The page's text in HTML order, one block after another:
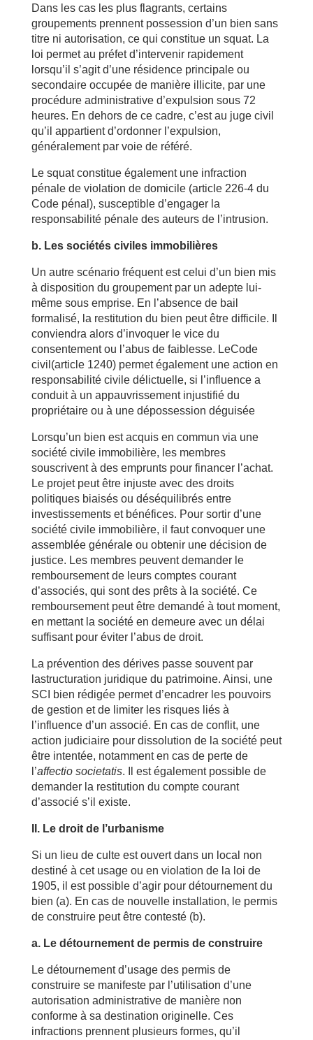
Dans les cas les plus flagrants, certains
groupements prennent possession d’un bien sans
titre ni autorisation, ce qui constitue un squat. La
loi permet au préfet d’intervenir rapidement
lorsqu’il s’agit d’une résidence principale ou
secondaire occupée de manière illicite, par une
procédure administrative d’expulsion sous 72
heures. En dehors de ce cadre, c’est au juge civil
qu’il appartient d’ordonner l’expulsion,
généralement par voie de référé.
Le squat constitue également une infraction
pénale de violation de domicile (article 226-4 du
Code pénal), susceptible d’engager la
responsabilité pénale des auteurs de l’intrusion.
b. Les sociétés civiles immobilières
Un autre scénario fréquent est celui d’un bien mis
à disposition du groupement par un adepte lui-
même sous emprise. En l’absence de bail
formalisé, la restitution du bien peut être difficile. Il
conviendra alors d’invoquer le vice du
consentement ou l’abus de faiblesse. LeCode
civil(article 1240) permet également une action en
responsabilité civile délictuelle, si l’influence a
conduit à un appauvrissement injustifié du
propriétaire ou à une dépossession déguisée
Lorsqu’un bien est acquis en commun via une
société civile immobilière, les membres
souscrivent à des emprunts pour financer l’achat.
Le projet peut être injuste avec des droits
politiques biaisés ou déséquilibrés entre
investissements et bénéfices. Pour sortir d’une
société civile immobilière, il faut convoquer une
assemblée générale ou obtenir une décision de
justice. Les membres peuvent demander le
remboursement de leurs comptes courant
d’associés, qui sont des prêts à la société. Ce
remboursement peut être demandé à tout moment,
en mettant la société en demeure avec un délai
suffisant pour éviter l’abus de droit.
La prévention des dérives passe souvent par
lastructuration juridique du patrimoine. Ainsi, une
SCI bien rédigée permet d’encadrer les pouvoirs
de gestion et de limiter les risques liés à
l’influence d’un associé. En cas de conflit, une
action judiciaire pour dissolution de la société peut
être intentée, notamment en cas de perte de
l’affectio societatis. Il est également possible de
demander la restitution du compte courant
d’associé s’il existe.
II. Le droit de l’urbanisme
Si un lieu de culte est ouvert dans un local non
destiné à cet usage ou en violation de la loi de
1905, il est possible d’agir pour détournement du
bien (a). En cas de nouvelle installation, le permis
de construire peut être contesté (b).
a. Le détournement de permis de construire
Le détournement d’usage des permis de
construire se manifeste par l’utilisation d’une
autorisation administrative de manière non
conforme à sa destination originelle. Ces
infractions prennent plusieurs formes, qu’il